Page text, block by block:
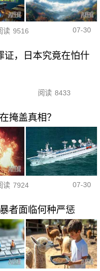
读 9516 07-30
证，日本究竟在怕什
阅读 8433
掩盖真相？
读 7924 07-30
者面临何种严惩